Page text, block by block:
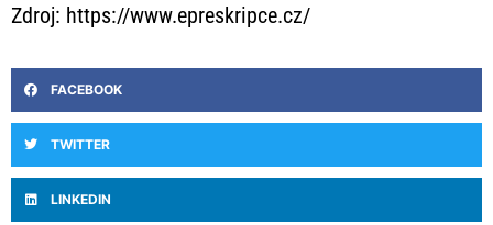
Zdroj: https://www.epreskripce.cz/
FACEBOOK
TWITTER
LINKEDIN